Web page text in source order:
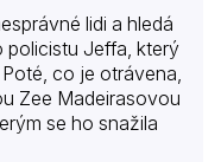
lidi a hledá
Jeffa, který
co je otrávena,
Zee Madeirasovou
se ho snažila